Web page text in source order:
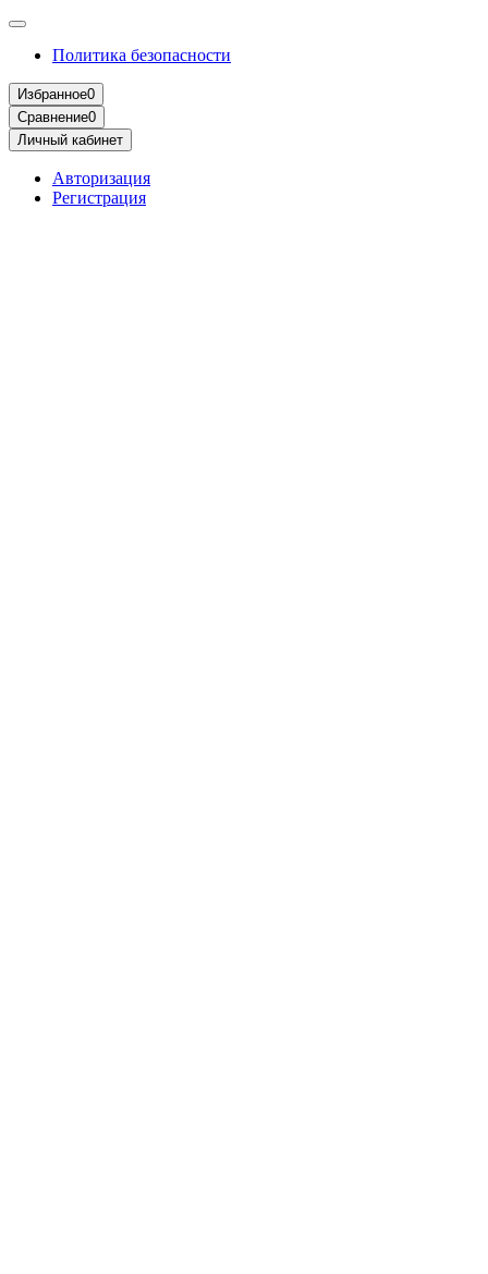
Политика безопасности
Избранное0
Сравнение0
Личный кабинет
Авторизация
Регистрация